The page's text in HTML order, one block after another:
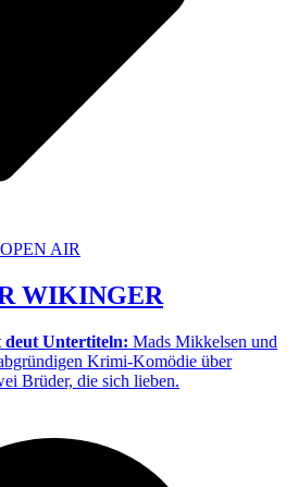
AIR
WIKINGER
deut Untertiteln: Mads Mikkelsen und
Krimi-Komödie über
Brüder, die sich lieben.